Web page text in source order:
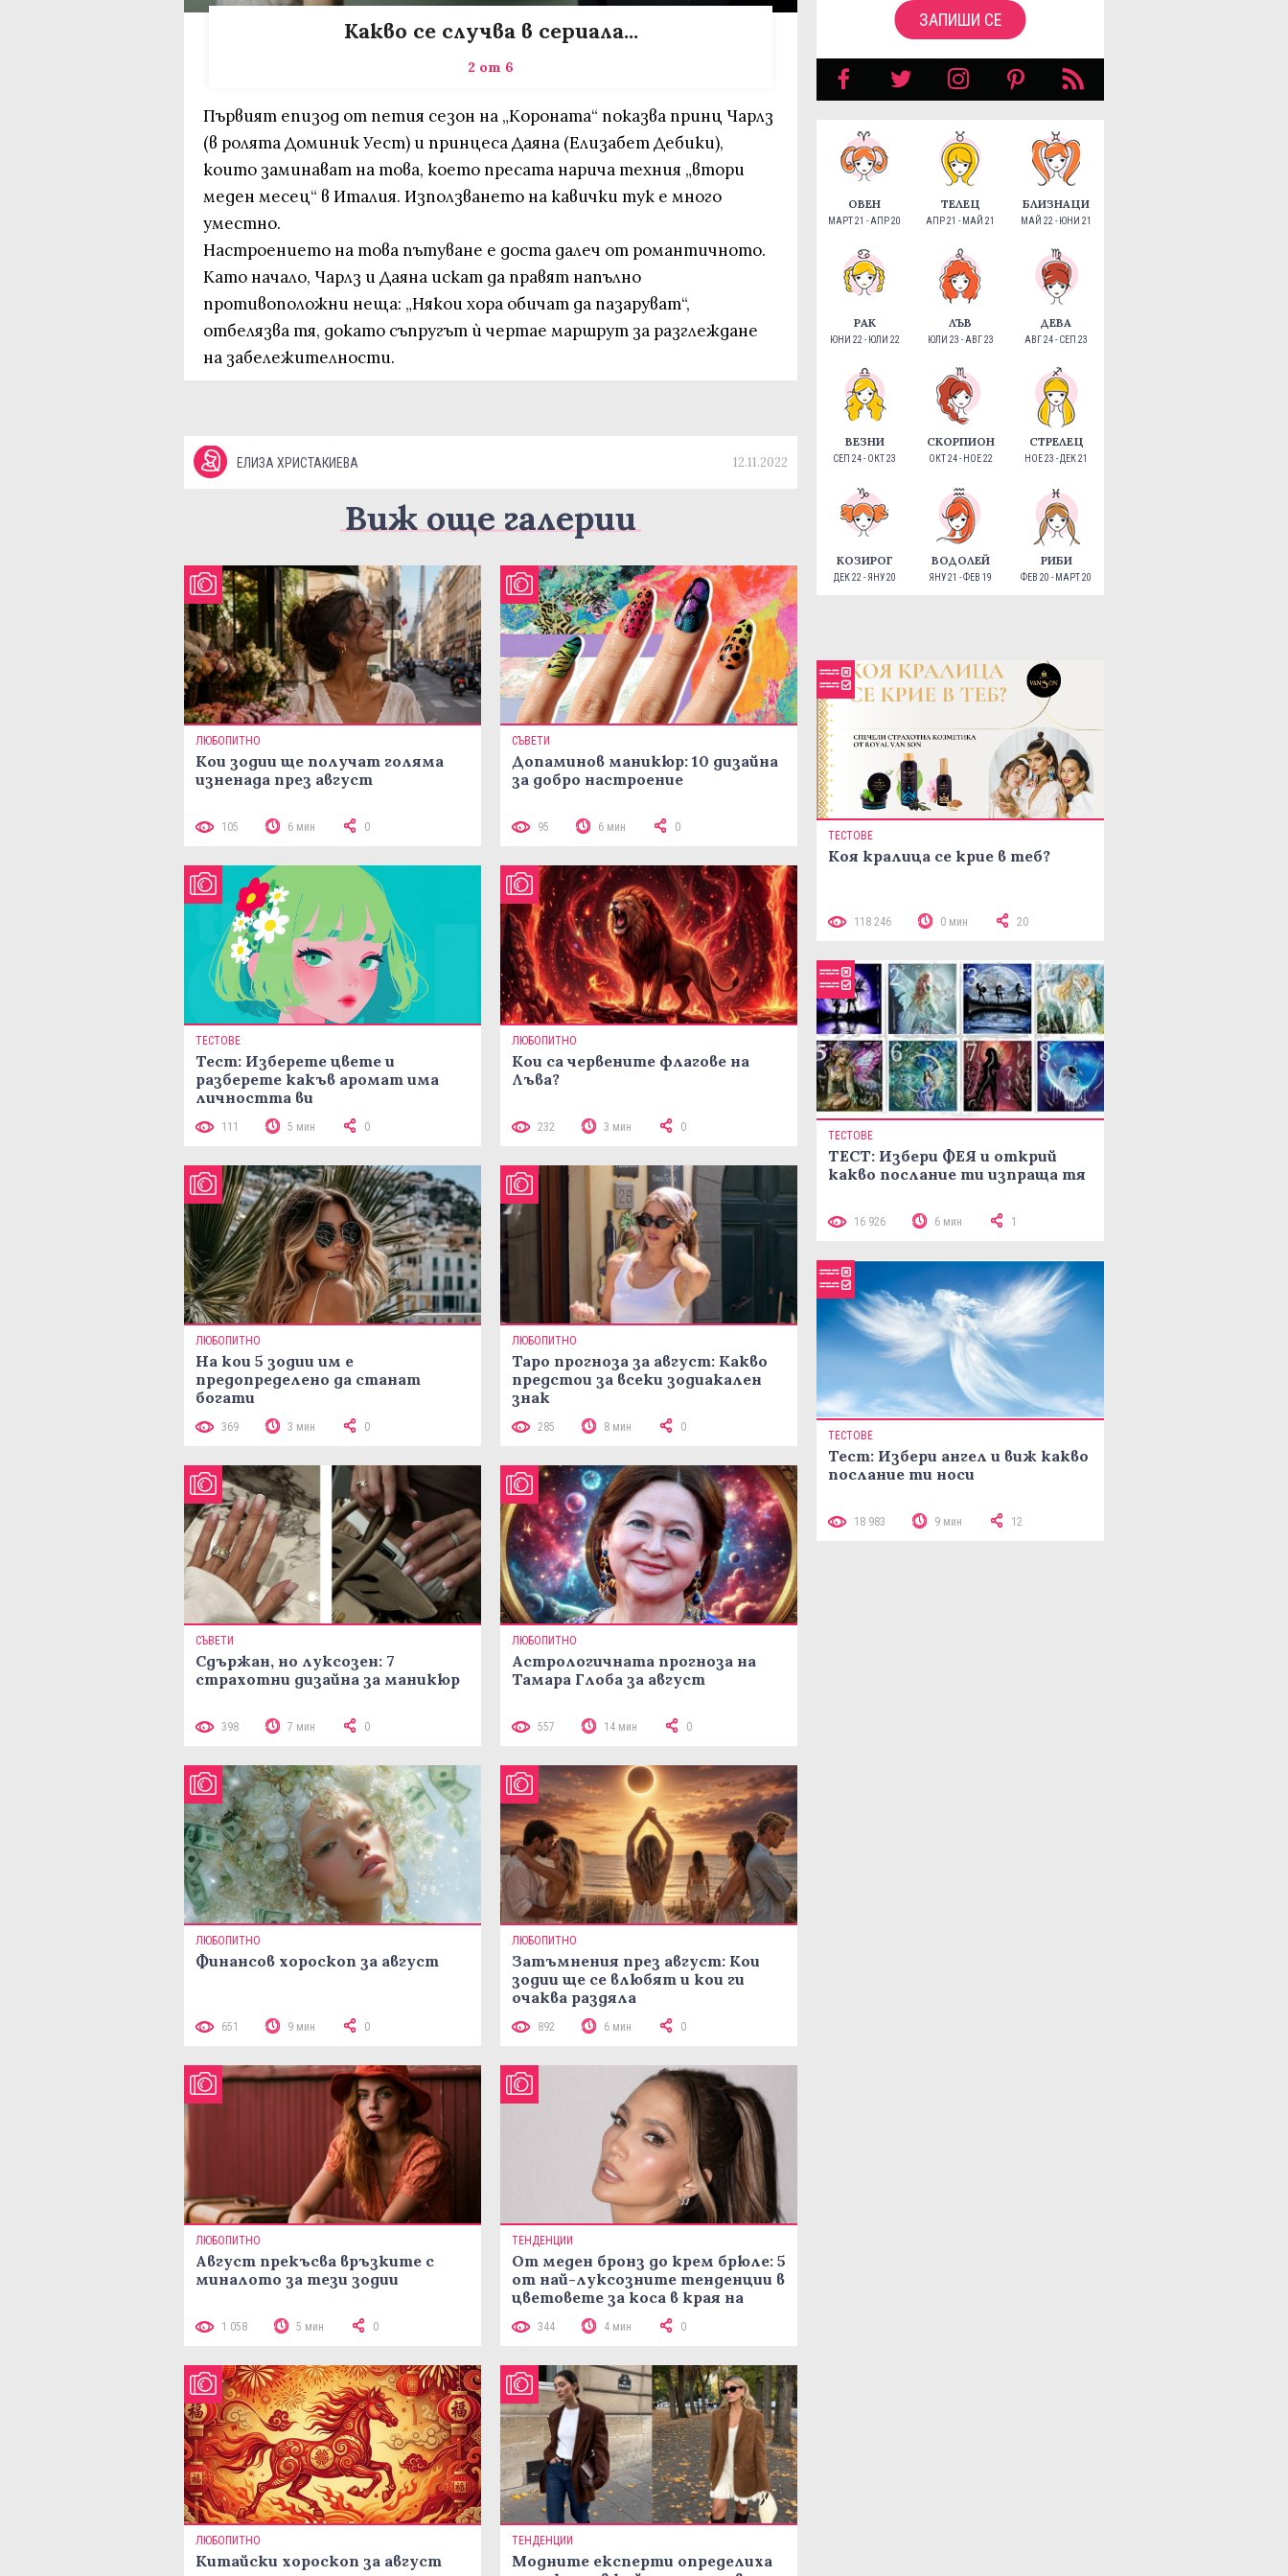
Какво се случва в сериала...
2 от 6
Първият епизод от петия сезон на „Короната“ показва принц Чарлз
(в ролята Доминик Уест) и принцеса Даяна (Елизабет Дебики),
които заминават на това, което пресата нарича техния „втори
меден месец“ в Италия. Използването на кавички тук е много
уместно.
Настроението на това пътуване е доста далеч от романтичното.
Като начало, Чарлз и Даяна искат да правят напълно
противоположни неща: „Някои хора обичат да пазаруват“,
отбелязва тя, докато съпругът ѝ чертае маршрут за разглеждане
на забележителности.
ЕЛИЗА ХРИСТАКИЕВА 12.11.2022
Виж още галерии
ЛЮБОПИТНО
Кои зодии ще получат голяма
изненада през август
105 6 мин 0
СЪВЕТИ
Допаминов маникюр: 10 дизайна
за добро настроение
95 6 мин 0
ТЕСТОВЕ
Тест: Изберете цвете и
разберете какъв аромат има
личността ви
111 5 мин 0
ЛЮБОПИТНО
Кои са червените флагове на
Лъва?
232 3 мин 0
ЛЮБОПИТНО
На кои 5 зодии им е
предопределено да станат
богати
369 3 мин 0
ЛЮБОПИТНО
Таро прогноза за август: Какво
предстои за всеки зодиакален
знак
285 8 мин 0
СЪВЕТИ
Сдържан, но луксозен: 7
страхотни дизайна за маникюр
398 7 мин 0
ЛЮБОПИТНО
Астрологичната прогноза на
Тамара Глоба за август
557 14 мин 0
ЛЮБОПИТНО
Финансов хороскоп за август
651 9 мин 0
ЛЮБОПИТНО
Затъмнения през август: Кои
зодии ще се влюбят и кои ги
очаква раздяла
892 6 мин 0
ЛЮБОПИТНО
Август прекъсва връзките с
миналото за тези зодии
1 058 5 мин 0
ТЕНДЕНЦИИ
От меден бронз до крем брюле: 5
от най-луксозните тенденции в
цветовете за коса в края на
344 4 мин 0
ЛЮБОПИТНО
Китайски хороскоп за август
ТЕНДЕНЦИИ
Модните експерти определиха
ЗАПИШИ СЕ
ОВЕН
МАРТ 21 - АПР 20
ТЕЛЕЦ
АПР 21 - МАЙ 21
БЛИЗНАЦИ
МАЙ 22 - ЮНИ 21
РАК
ЮНИ 22 - ЮЛИ 22
ЛЪВ
ЮЛИ 23 - АВГ 23
ДЕВА
АВГ 24 - СЕП 23
ВЕЗНИ
СЕП 24 - ОКТ 23
СКОРПИОН
ОКТ 24 - НОЕ 22
СТРЕЛЕЦ
НОЕ 23 - ДЕК 21
КОЗИРОГ
ДЕК 22 - ЯНУ 20
ВОДОЛЕЙ
ЯНУ 21 - ФЕВ 19
РИБИ
ФЕВ 20 - МАРТ 20
ТЕСТОВЕ
Коя кралица се крие в теб?
118 246 0 мин 20
ТЕСТОВЕ
ТЕСТ: Избери ФЕЯ и открий
какво послание ти изпраща тя
16 926 6 мин 1
ТЕСТОВЕ
Тест: Избери ангел и виж какво
послание ти носи
18 983 9 мин 12